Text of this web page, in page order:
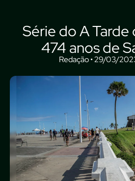
Série do A Tarde
474 anos de
Redação • 29/03/